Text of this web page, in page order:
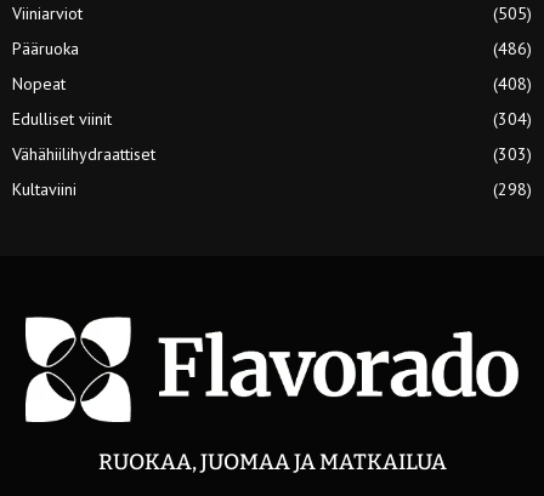
Viiniarviot
(505)
Pääruoka
(486)
Nopeat
(408)
Edulliset viinit
(304)
Vähähiilihydraattiset
(303)
Kultaviini
(298)
RUOKAA, JUOMAA JA MATKAILUA